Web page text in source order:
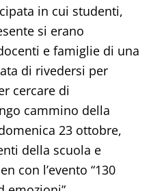
in cui studenti,
si erano
e famiglie di una
di rivedersi per
cercare di
cammino della
23 ottobre,
della scuola e
con l’evento “130